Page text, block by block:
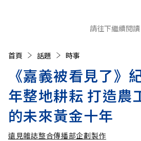
請往下繼續閱讀
首頁 話題 時事
《嘉義被看見了》
年整地耕耘 打造農
的未來黃金十年
遠見雜誌整合傳播部企劃製作